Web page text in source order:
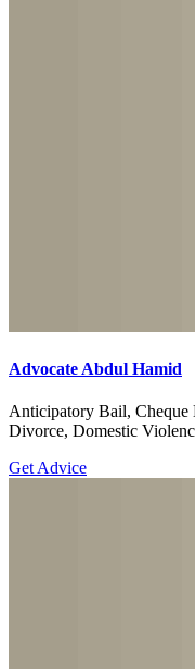
Advocate Abdul Hamid
Anticipatory Bail,
Divorce, Domestic
Get Advice